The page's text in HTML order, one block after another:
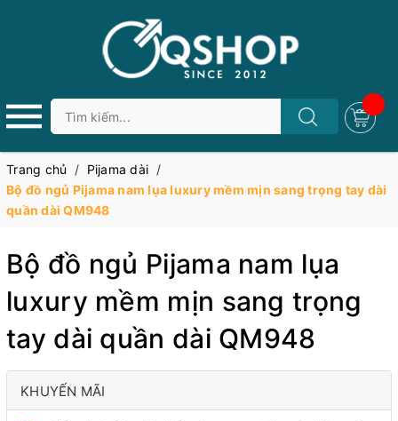
Trang chủ / Pijama dài /
Bộ đồ ngủ Pijama nam lụa luxury mềm mịn sang trọng tay dài
quần dài QM948
Bộ đồ ngủ Pijama nam lụa
luxury mềm mịn sang trọng
tay dài quần dài QM948
KHUYẾN MÃI